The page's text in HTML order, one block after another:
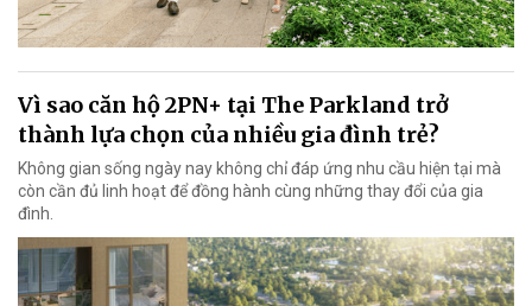
Vì sao căn hộ 2PN+ tại The Parkland trở
thành lựa chọn của nhiều gia đình trẻ?
Không gian sống ngày nay không chỉ đáp ứng nhu cầu hiện tại mà
còn cần đủ linh hoạt để đồng hành cùng những thay đổi của gia
đình.